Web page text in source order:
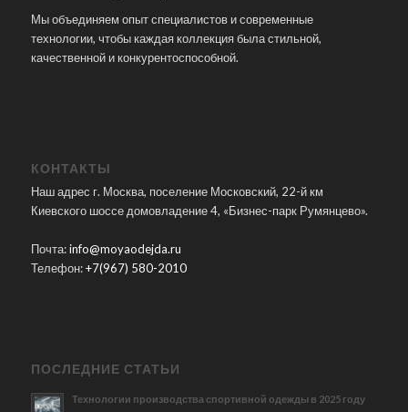
Мы объединяем опыт специалистов и современные
технологии, чтобы каждая коллекция была стильной,
качественной и конкурентоспособной.
КОНТАКТЫ
Наш адрес г. Москва, поселение Московский, 22-й км
Киевского шоссе домовладение 4, «Бизнес-парк Румянцево».
Почта:info@moyaodejda.ru
Телефон:+7(967) 580-2010
ПОСЛЕДНИЕ СТАТЬИ
Технологии производства спортивной одежды в 2025 году